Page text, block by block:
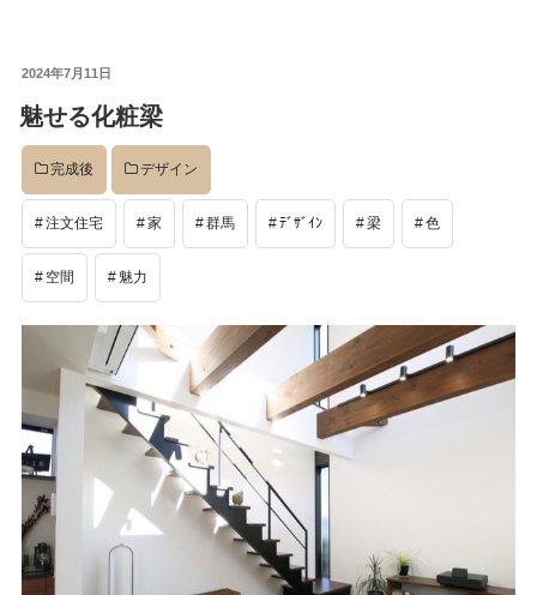
投
日:
2024年7月11日
魅せる化粧梁
完成後 デザイン
注文住宅 家 群馬 ﾃﾞｻﾞｲﾝ 梁 色
空間 魅力